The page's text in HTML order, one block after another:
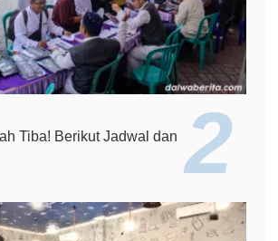
Tiba! Berikut Jadwal dan